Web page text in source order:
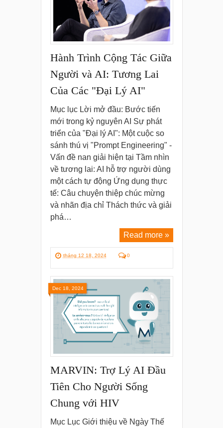
Hành Trình Cộng Tác Giữa
Người và AI: Tương Lai
Của Các "Đại Lý AI"
Mục lục Lời mở đầu: Bước tiến
mới trong kỷ nguyên AI Sự phát
triển của "Đại lý AI": Một cuộc so
sánh thú vị "Prompt Engineering" -
Vấn đề nan giải hiện tại Tầm nhìn
về tương lai: AI hỗ trợ người dùng
một cách tự động Ứng dụng thực
tế: Câu chuyện thiệp chúc mừng
và nhãn địa chỉ Thách thức và giải
phá…
Read more »
tháng 12 18, 2024 0
MARVIN: Trợ Lý AI Đầu
Tiên Cho Người Sống
Chung với HIV
Mục Lục Giới thiệu về Ngày Thế
Dec 18, 2024